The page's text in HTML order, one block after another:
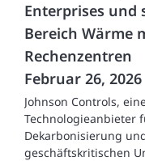
Enterprises
Bereich Wärme
Rechenzentren
Februar 26, 2026
Johnson Controls,
Technologieanbieter
Dekarbonisierung
geschäftskritischen